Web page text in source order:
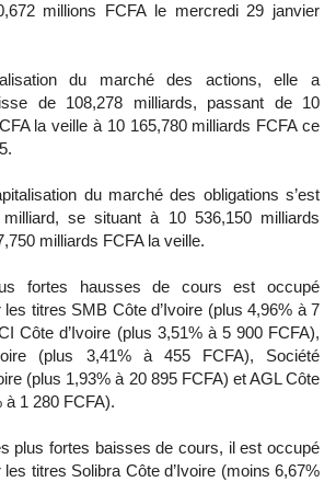
millions FCFA le mercredi 29 janvier
du marché des actions, elle a
de 108,278 milliards, passant de 10
la veille à 10 165,780 milliards FCFA ce
du marché des obligations s’est
se situant à 10 536,150 milliards
milliards FCFA la veille.
fortes hausses de cours est occupé
titres SMB Côte d’Ivoire (plus 4,96% à 7
Côte d’Ivoire (plus 3,51% à 5 900 FCFA),
(plus 3,41% à 455 FCFA), Société
(plus 1,93% à 20 895 FCFA) et AGL Côte
à 1 280 FCFA).
plus fortes baisses de cours, il est occupé
titres Solibra Côte d’Ivoire (moins 6,67%